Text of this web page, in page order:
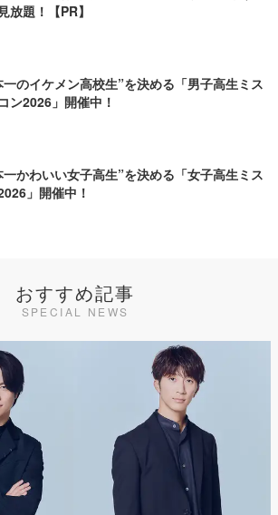
放題！【PR】
一のイケメン高校生”を決める「男子高生ミス
ン2026」開催中！
一かわいい女子高生”を決める「女子高生ミス
」開催中！
おすすめ記事
SPECIAL NEWS